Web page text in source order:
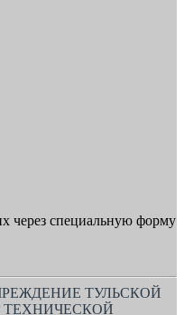
через специальную форму
ТУЛЬСКОЙ
ТЕХНИЧЕСКОЙ